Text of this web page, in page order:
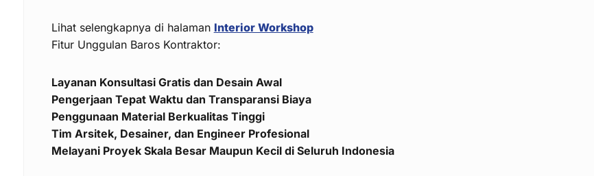
Lihat selengkapnya di halaman Interior Workshop
Fitur Unggulan Baros Kontraktor:
Layanan Konsultasi Gratis dan Desain Awal
Pengerjaan Tepat Waktu dan Transparansi Biaya
Penggunaan Material Berkualitas Tinggi
Tim Arsitek, Desainer, dan Engineer Profesional
Melayani Proyek Skala Besar Maupun Kecil di Seluruh Indonesia